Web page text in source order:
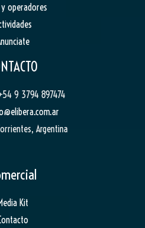
operadores
9 3794 897474
Argentina
Kit